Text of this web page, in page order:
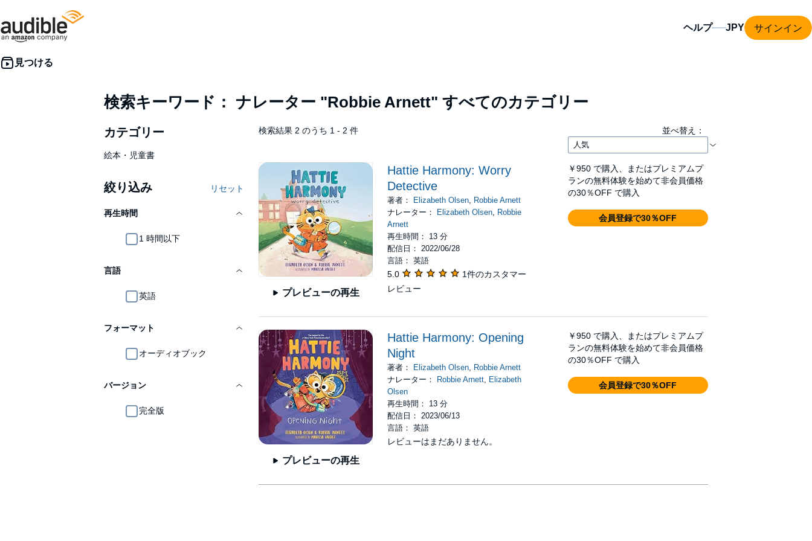
ヘルプ サインイン
検索キーワード： ナレーター "Robbie Arnett" すべてのカテゴリー
カテゴリー
絵本・児童書
絞り込み リセット
再生時間
1 時間以下
言語
英語
フォーマット
オーディオブック
バージョン
完全版
検索結果 2 のうち 1 - 2 件 並べ替え：
プレビューの再生
Hattie Harmony: Worry
Detective
著者： Elizabeth Olsen, Robbie Arnett
ナレーター：
Elizabeth Olsen, Robbie
Arnett
再生時間： 13 分
配信日： 2022/06/28
言語： 英語
5.0
1件のカスタマー
レビュー
￥950 で購入、またはプレミアムプ
ランの無料体験を始めて非会員価格
の30％OFF で購入
会員登録で30％OFF
プレビューの再生
Hattie Harmony: Opening
Night
著者： Elizabeth Olsen, Robbie Arnett
ナレーター：
Robbie Arnett, Elizabeth
Olsen
再生時間： 13 分
配信日： 2023/06/13
言語： 英語
レビューはまだありません。
￥950 で購入、またはプレミアムプ
ランの無料体験を始めて非会員価格
の30％OFF で購入
会員登録で30％OFF